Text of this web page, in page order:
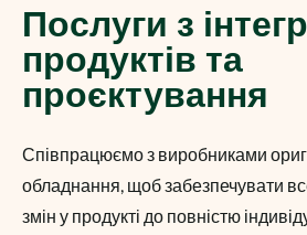
Послуги з
продуктів та
проєктування
Співпрацюємо з виробниками
обладнання, щоб забезпечувати
змін у продукті до повністю